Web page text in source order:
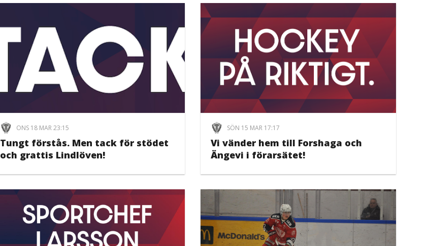
ONS 18 MAR 23:15
Tungt förstås. Men tack för stödet
och grattis Lindlöven!
SÖN 15 MAR 17:17
Vi vänder hem till Forshaga och
Ängevi i förarsätet!